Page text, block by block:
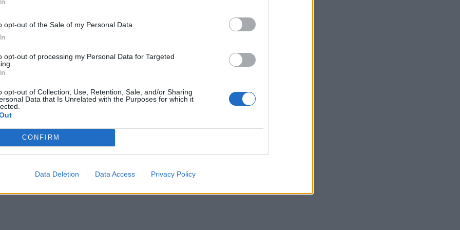
opt-out of the Sale of my Personal Data.
opt-out of processing my Personal Data for Targeted
opt-out of Collection, Use, Retention, Sale, and/or Sharing
Data that Is Unrelated with the Purposes for which it
CONFIRM
Data Deletion Data Access Privacy Policy
(0,57 ίντσες)
ΔΙΑΦΗΜΙΣΗ